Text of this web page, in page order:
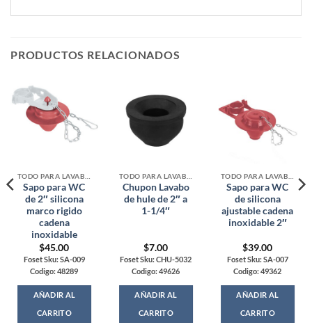
PRODUCTOS RELACIONADOS
Sapo para WC
de 2″ silicona
marco rigido
cadena
inoxidable
$45.00
Foset Sku: SA-009
Codigo: 48289
AÑADIR AL
CARRITO
Chupon Lavabo
de hule de 2″ a
1-1/4″
$7.00
Foset Sku: CHU-5032
Codigo: 49626
AÑADIR AL
CARRITO
Sapo para WC
de silicona
ajustable cadena
inoxidable 2″
$39.00
Foset Sku: SA-007
Codigo: 49362
AÑADIR AL
CARRITO